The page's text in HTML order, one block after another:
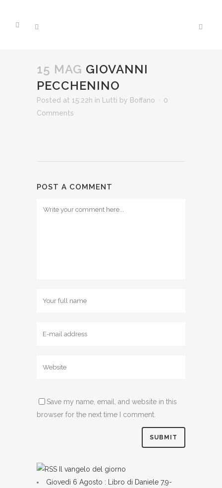
15 MAG GIOVANNI
PECCHENINO
Posted at 15:22h in Lutti by Boffano
0
Comments
POST A COMMENT
Save my name, email, and website in this
browser for the next time I comment.
Il vangelo del giorno
Giovedì 6 Agosto : Libro di Daniele 7,9-